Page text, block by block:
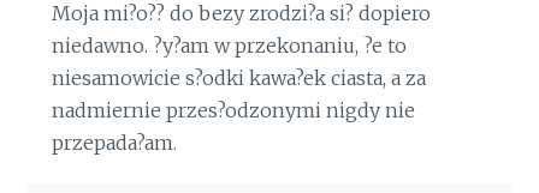
Moja mi?o?? do bezy zrodzi?a si? dopiero
niedawno. ?y?am w przekonaniu, ?e to
niesamowicie s?odki kawa?ek ciasta, a za
nadmiernie przes?odzonymi nigdy nie
przepada?am.